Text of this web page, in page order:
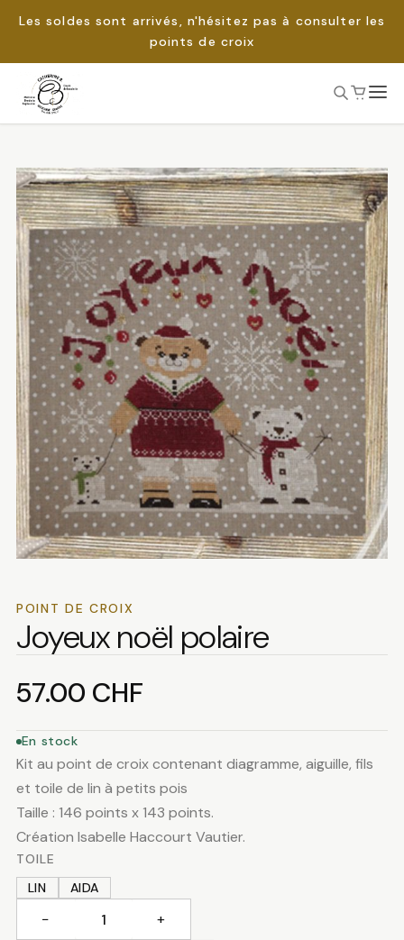
Les soldes sont arrivés, n'hésitez pas à consulter les
points de croix
Passer
POINT DE CROIX
Joyeux noël polaire
57.00 CHF
En stock
Kit au point de croix contenant diagramme, aiguille, fils
et toile de lin à petits pois
Taille : 146 points x 143 points.
Création Isabelle Haccourt Vautier.
TOILE
LIN
AIDA
− +